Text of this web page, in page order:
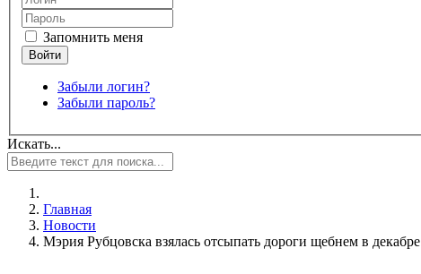
Запомнить меня
Забыли логин?
Забыли пароль?
Искать...
Главная
Новости
Мэрия Рубцовска взялась отсыпать дороги щебнем в декабре